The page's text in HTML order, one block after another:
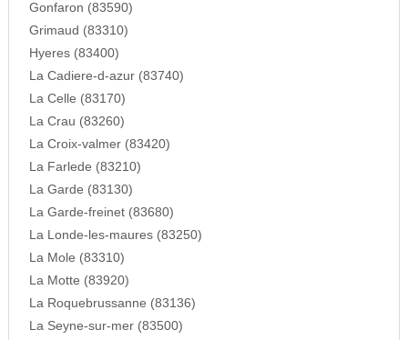
Gonfaron (83590)
Grimaud (83310)
Hyeres (83400)
La Cadiere-d-azur (83740)
La Celle (83170)
La Crau (83260)
La Croix-valmer (83420)
La Farlede (83210)
La Garde (83130)
La Garde-freinet (83680)
La Londe-les-maures (83250)
La Mole (83310)
La Motte (83920)
La Roquebrussanne (83136)
La Seyne-sur-mer (83500)